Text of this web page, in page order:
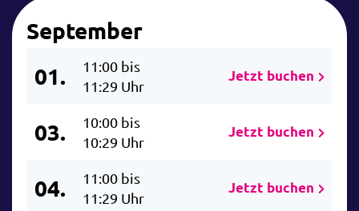
September
01.
11:00 bis
11:29 Uhr
Jetzt buchen
03.
10:00 bis
10:29 Uhr
Jetzt buchen
04.
11:00 bis
11:29 Uhr
Jetzt buchen